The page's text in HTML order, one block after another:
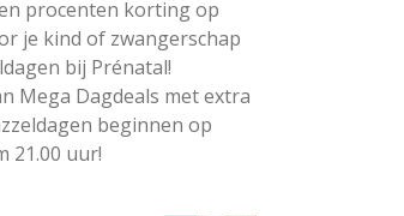
procenten korting op
je kind of zwangerschap
bij Prénatal!
Mega Dagdeals met extra
beginnen op
21.00 uur!